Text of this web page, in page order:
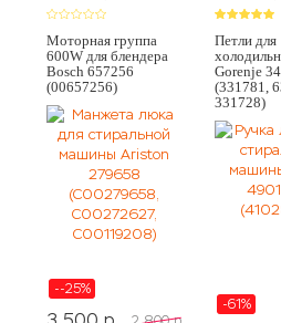
Моторная группа
600W для блендера
Bosch 657256
(00657256)
--25%
Петли для
Gorenje
(331781,
331728)
-61%